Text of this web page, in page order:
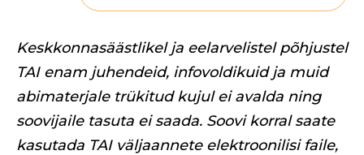
Keskkonnasäästlikel ja eelarvelistel põhjustel
TAI enam juhendeid, infovoldikuid ja muid
abimaterjale trükitud kujul ei avalda ning
soovijaile tasuta ei saada. Soovi korral saate
kasutada TAI väljaannete elektroonilisi faile,